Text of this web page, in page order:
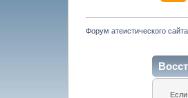
Форум атеистического сайта